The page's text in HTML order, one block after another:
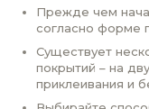
Прежде чем
согласно форме
Существует
покрытий – на
приклеивания и